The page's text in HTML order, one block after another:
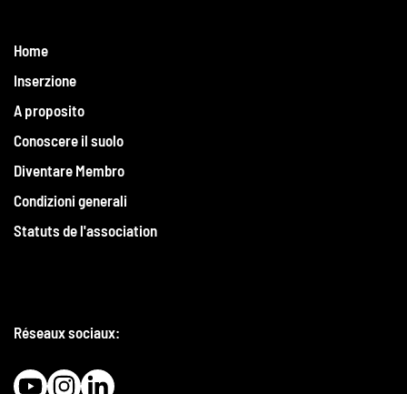
Home
Inserzione
A proposito
Conoscere il suolo
Diventare Membro
Condizioni generali
Statuts de l'association
Réseaux sociaux: